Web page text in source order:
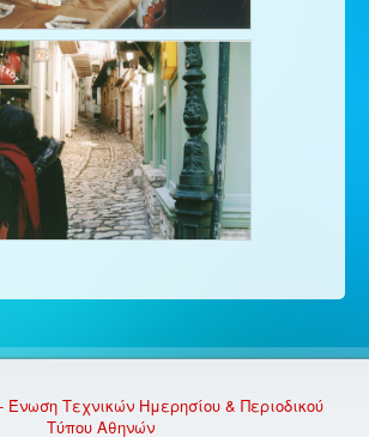
Τεχνικών Ημερησίου & Περιοδικού
Τύπου Αθηνών